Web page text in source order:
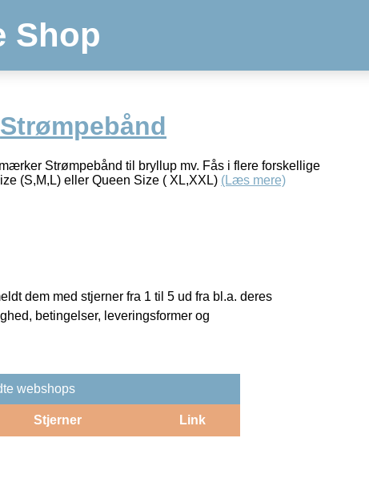
Shop
Strømpebånd
Strømpebånd til bryllup mv. Fås i flere forskellige
(S,M,L) eller Queen Size ( XL,XXL) (Læs mere)
dem med stjerner fra 1 til 5 ud fra bl.a. deres
betingelser, leveringsformer og
webshops
Stjerner Link